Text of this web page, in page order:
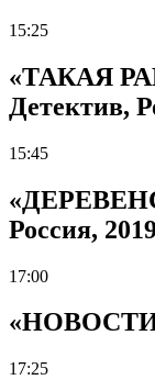
15:25
«ТАКАЯ
Детектив,
15:45
Россия,
17:00
«НОВОСТИ
17:25